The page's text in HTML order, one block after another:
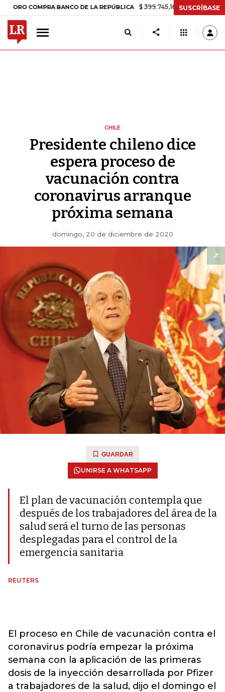
COMPRA BANCO DE LA REPÚBLICA $ 399.745,16 +$ 2.295,71 +0,58%
SUSCRÍBASE
CHILE
Presidente chileno dice
espera proceso de
vacunación contra
coronavirus arranque
próxima semana
domingo, 20 de diciembre de 2020
GUARDAR
UNIRSE A WHATSAPP
El plan de vacunación contempla que
después de los trabajadores del área de la
salud será el turno de las personas
desplegadas para el control de la
emergencia sanitaria
REUTERS
El proceso en Chile de vacunación contra el
coronavirus podría empezar la próxima
semana con la aplicación de las primeras
dosis de la inyección desarrollada por Pfizer
a trabajadores de la salud, dijo el domingo el